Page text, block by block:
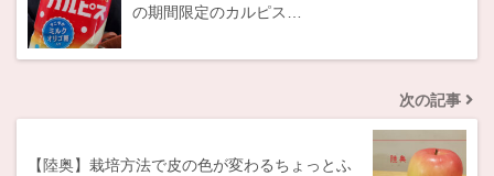
の期間限定のカルピス…
次の記事
【陸奥】栽培方法で皮の色が変わるちょっとふ